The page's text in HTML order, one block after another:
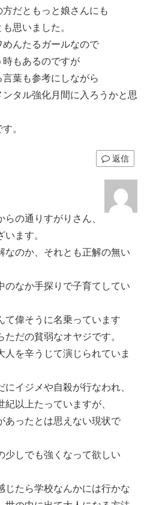
だともっと娘さんにも
思いました。
んたるガールなので
もあるのですが
葉も参考にしながら
タル強化月間に入ろうかと思
。
返信
の通りすがりさん、
ます。
なのか、それとも正解の無い
のなか手探りで子育てしてい
て偉そうに名乗っています
だの貧弱なオヤジです。
人を辛うじて演じられていま
イジメや自殺が行なわれ、
以上たっていますが、
あったとは思えない現状で
少しでも強くなって欲しい
じたら学校なんかには行かな